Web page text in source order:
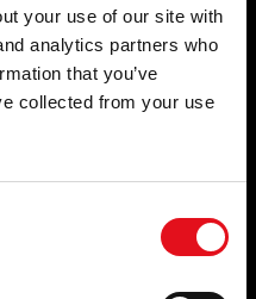
your use of our site with
analytics partners who
that you’ve
collected from your use